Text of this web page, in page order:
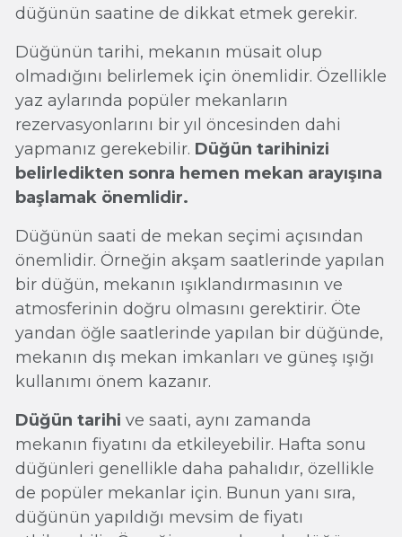
düğünün saatine de dikkat etmek gerekir.
Düğünün tarihi, mekanın müsait olup
olmadığını belirlemek için önemlidir. Özellikle
yaz aylarında popüler mekanların
rezervasyonlarını bir yıl öncesinden dahi
yapmanız gerekebilir. Düğün tarihinizi
belirledikten sonra hemen mekan arayışına
başlamak önemlidir.
Düğünün saati de mekan seçimi açısından
önemlidir. Örneğin akşam saatlerinde yapılan
bir düğün, mekanın ışıklandırmasının ve
atmosferinin doğru olmasını gerektirir. Öte
yandan öğle saatlerinde yapılan bir düğünde,
mekanın dış mekan imkanları ve güneş ışığı
kullanımı önem kazanır.
Düğün tarihi ve saati, aynı zamanda
mekanın fiyatını da etkileyebilir. Hafta sonu
düğünleri genellikle daha pahalıdır, özellikle
de popüler mekanlar için. Bunun yanı sıra,
düğünün yapıldığı mevsim de fiyatı